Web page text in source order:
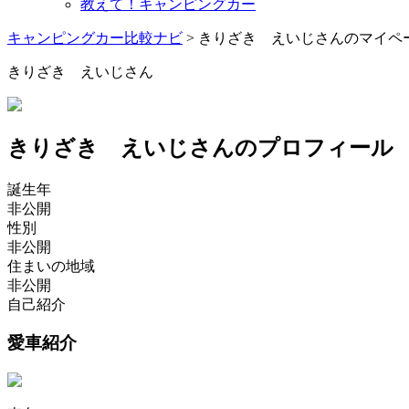
教えて！キャンピングカー
キャンピングカー比較ナビ > きりざき えいじさんのマイペ
きりざき えいじさん
きりざき えいじさんのプロフィール
誕生年
非公開
性別
非公開
住まいの地域
非公開
自己紹介
愛車紹介